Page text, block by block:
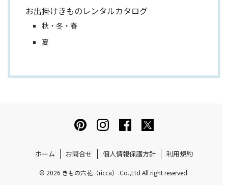
お出掛けきものレンタルカタログ
秋・冬・春
夏
ホーム お問合せ 個人情報保護方針 利用規約
© 2026 きもの六花（ricca）.Co.,Ltd All right reserved.